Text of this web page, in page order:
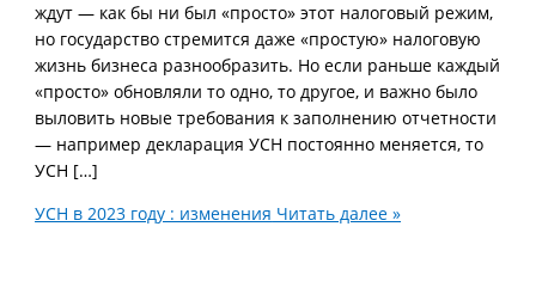
ждут — как бы ни был «просто» этот налоговый режим,
но государство стремится даже «простую» налоговую
жизнь бизнеса разнообразить. Но если раньше каждый
«просто» обновляли то одно, то другое, и важно было
выловить новые требования к заполнению отчетности
— например декларация УСН постоянно меняется, то
УСН […]
УСН в 2023 году : изменения Читать далее »